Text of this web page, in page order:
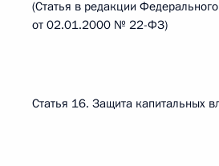
(Статья в редакции
от 02.01.2000 № 22-ФЗ)
Статья 16. Защита капитальных